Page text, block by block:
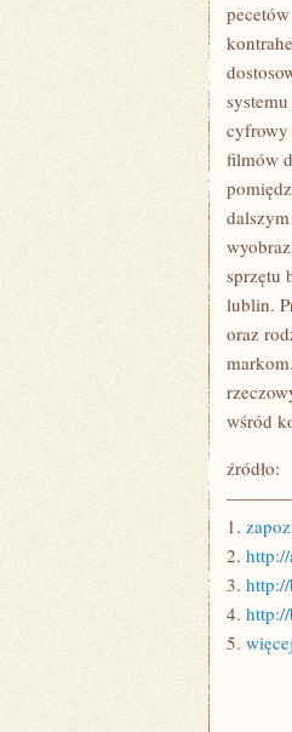
cyfrowy
filmów
sprzętu
lublin.
oraz
wśród
źródło:
1.
2.
3.
4.
5.